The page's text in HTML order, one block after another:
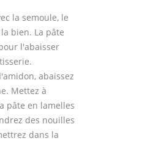
la semoule, le
bien. La pâte
l'abaisser
abaissez
Mettez à
pâte en lamelles
des nouilles
dans la